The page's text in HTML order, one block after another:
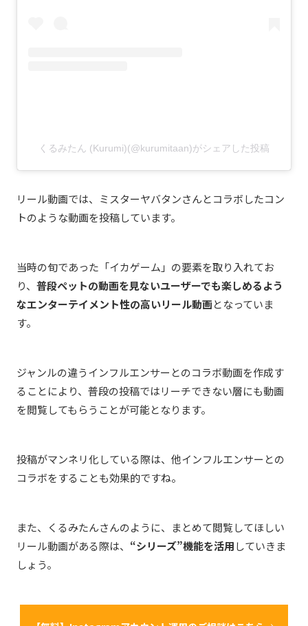
くるみたん (Kurumi)(@kurumitaan)がシェアした投稿
リール動画では、ミスターヤバタンさんとコラボしたコン
トのような動画を投稿しています。
当時の旬であった「イカゲーム」の要素を取り入れてお
り、 普段ペットの動画を見ないユーザーでも楽しめるよう
なエンターテイメント性の高いリール動画となっていま
す。
ジャンルの違うインフルエンサーとのコラボ動画を作成す
ることにより、普段の投稿ではリーチできない層にも動画
を閲覧してもらうことが可能となります。
投稿がマンネリ化している際は、他インフルエンサーとの
コラボをすることも効果的ですね。
また、くるみたんさんのように、まとめて閲覧してほしい
リール動画がある際は、 “シリーズ”機能を活用していきま
しょう。